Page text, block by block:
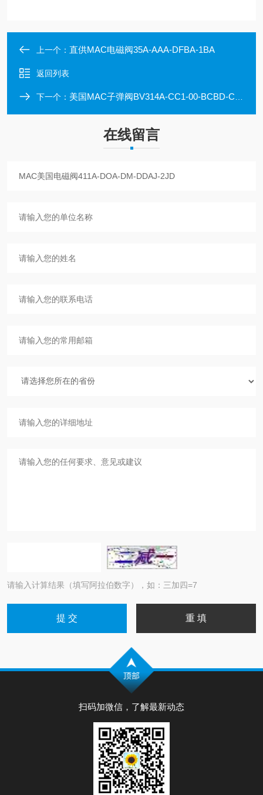
上一个： 直供MAC电磁阀35A-AAA-DFBA-1BA
返回列表
下一个： 美国MAC子弹阀BV314A-CC1-00-BCBD-CTA
在线留言
请输入计算结果（填写阿拉伯数字），如：三加四=7
扫码加微信，了解最新动态